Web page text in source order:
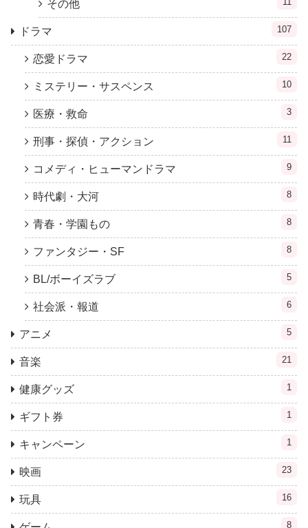
その他
ドラマ 107
恋愛ドラマ 22
ミステリー・サスペンス 10
医療・救命 3
刑事・探偵・アクション 11
コメディ・ヒューマンドラマ 9
時代劇・大河 8
青春・学園もの 8
ファンタジー・SF 8
BL/ボーイズラブ 5
社会派・報道 6
アニメ 5
音楽 21
健康グッズ 1
ギフト券 1
キャンペーン 1
映画 23
玩具 16
8